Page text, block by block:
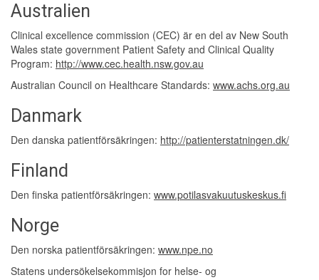
Australien
Clinical excellence commission (CEC) är en del av New South
Wales state government Patient Safety and Clinical Quality
Program: http://www.cec.health.nsw.gov.au
Australian Council on Healthcare Standards: www.achs.org.au
Danmark
Den danska patientförsäkringen: http://patienterstatningen.dk/
Finland
Den finska patientförsäkringen: www.potilasvakuutuskeskus.fi
Norge
Den norska patientförsäkringen: www.npe.no
Statens undersökelsekommisjon for helse- og